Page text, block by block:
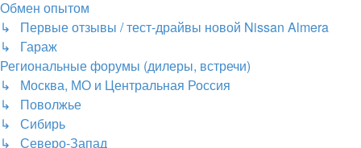
Обмен опытом
↳ Первые отзывы / тест-драйвы новой Nissan Almera
↳ Гараж
Региональные форумы (дилеры, встречи)
↳ Москва, МО и Центральная Россия
↳ Поволжье
↳ Сибирь
↳ Северо-Запад